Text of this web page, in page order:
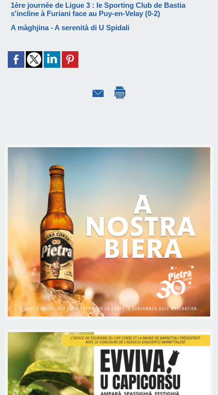
1ère journée de Ligue 3 : le Sporting Club de Bastia
s'incline à Furiani face au Puy-en-Velay (0-2)
A màghjina - A serenità di U Spidali